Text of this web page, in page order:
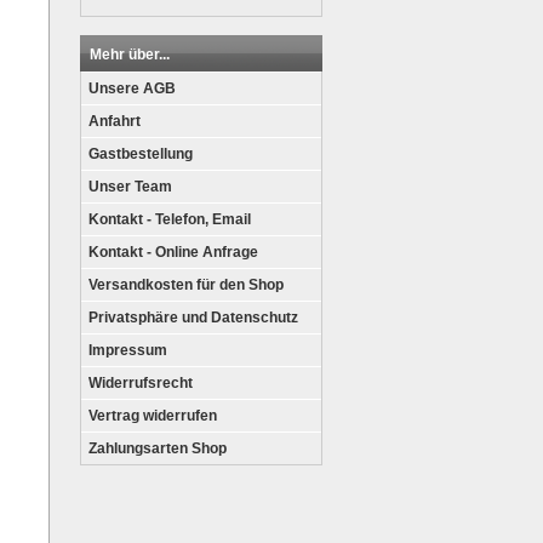
Mehr über...
Unsere AGB
Anfahrt
Gastbestellung
Unser Team
Kontakt - Telefon, Email
Kontakt - Online Anfrage
Versandkosten für den Shop
Privatsphäre und Datenschutz
Impressum
Widerrufsrecht
Vertrag widerrufen
Zahlungsarten Shop